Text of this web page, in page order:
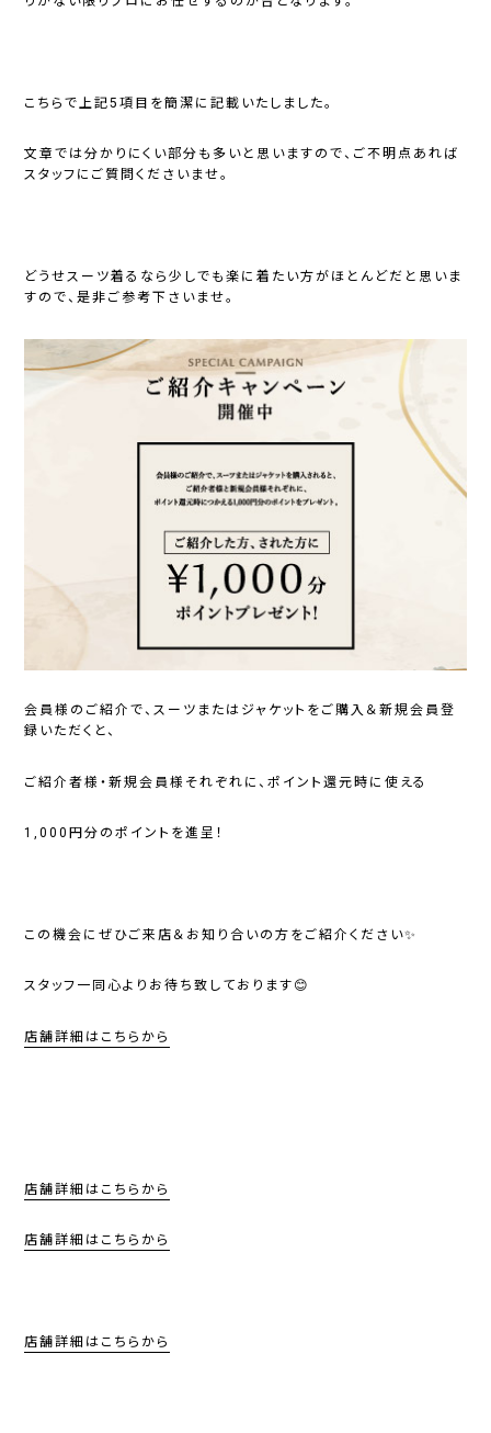
こちらで上記5項目を簡潔に記載いたしました。
文章では分かりにくい部分も多いと思いますので、ご不明点あれば
スタッフにご質問くださいませ。
どうせスーツ着るなら少しでも楽に着たい方がほとんどだと思いま
すので、是非ご参考下さいませ。
会員様のご紹介で、スーツまたはジャケットをご購入＆新規会員登
録いただくと、
ご紹介者様・新規会員様それぞれに、ポイント還元時に使える
1,000円分のポイント を進呈！
この機会にぜひご来店＆お知り合いの方をご紹介ください✨
スタッフ一同心よりお待ち致しております😊
店舗詳細はこちらから
店舗詳細はこちらから
店舗詳細はこちらから
店舗詳細はこちらから